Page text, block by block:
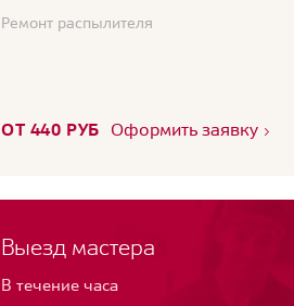
Ремонт распылителя
ОТ 440 РУБ Оформить заявку
Выезд мастера
В течение часа